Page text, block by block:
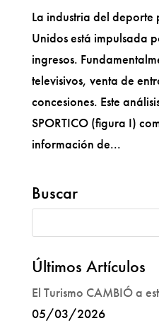
La industria del deporte
Unidos está impulsada
ingresos.
televisivos, venta de
concesiones. Este
SPORTICO (figura I)
información de...
Buscar
Últimos Artículos
El Turismo CAMBIÓ a
05/03/2026